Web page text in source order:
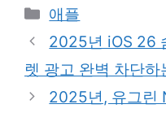
Categories
애플
2025년 iOS 26
렛 광고 완벽 차단하
2025년, 유그린